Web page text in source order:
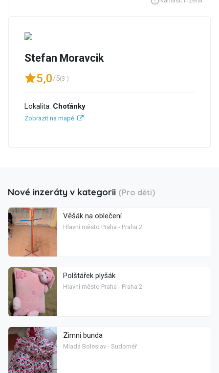
Stefan Moravcik
5,0/5(3 )
Lokalita: Choťánky
Zobrazit na mapě
Nové inzeráty v kategorii (Pro děti)
Věšák na oblečení
Hlavní město Praha - Praha 2
Polštářek plyšák
Hlavní město Praha - Praha 2
Zimni bunda
Mladá Boleslav - Sudoměř